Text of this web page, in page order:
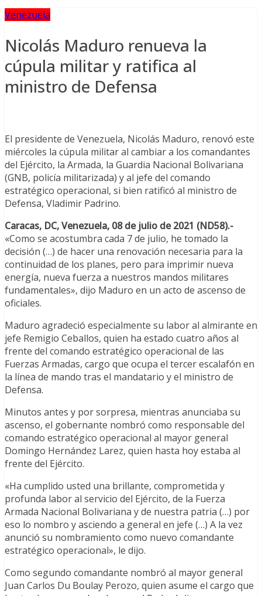
Venezuela
Nicolás Maduro renueva la
cúpula militar y ratifica al
ministro de Defensa
El presidente de Venezuela, Nicolás Maduro, renovó este
miércoles la cúpula militar al cambiar a los comandantes
del Ejército, la Armada, la Guardia Nacional Bolivariana
(GNB, policía militarizada) y al jefe del comando
estratégico operacional, si bien ratificó al ministro de
Defensa, Vladimir Padrino.
Caracas, DC, Venezuela, 08 de julio de 2021 (ND58).-
«Como se acostumbra cada 7 de julio, he tomado la
decisión (…) de hacer una renovación necesaria para la
continuidad de los planes, pero para imprimir nueva
energía, nueva fuerza a nuestros mandos militares
fundamentales», dijo Maduro en un acto de ascenso de
oficiales.
Maduro agradeció especialmente su labor al almirante en
jefe Remigio Ceballos, quien ha estado cuatro años al
frente del comando estratégico operacional de las
Fuerzas Armadas, cargo que ocupa el tercer escalafón en
la línea de mando tras el mandatario y el ministro de
Defensa.
Minutos antes y por sorpresa, mientras anunciaba su
ascenso, el gobernante nombró como responsable del
comando estratégico operacional al mayor general
Domingo Hernández Larez, quien hasta hoy estaba al
frente del Ejército.
«Ha cumplido usted una brillante, comprometida y
profunda labor al servicio del Ejército, de la Fuerza
Armada Nacional Bolivariana y de nuestra patria (…) por
eso lo nombro y asciendo a general en jefe (…) A la vez
anunció su nombramiento como nuevo comandante
estratégico operacional», le dijo.
Como segundo comandante nombró al mayor general
Juan Carlos Du Boulay Perozo, quien asume el cargo que